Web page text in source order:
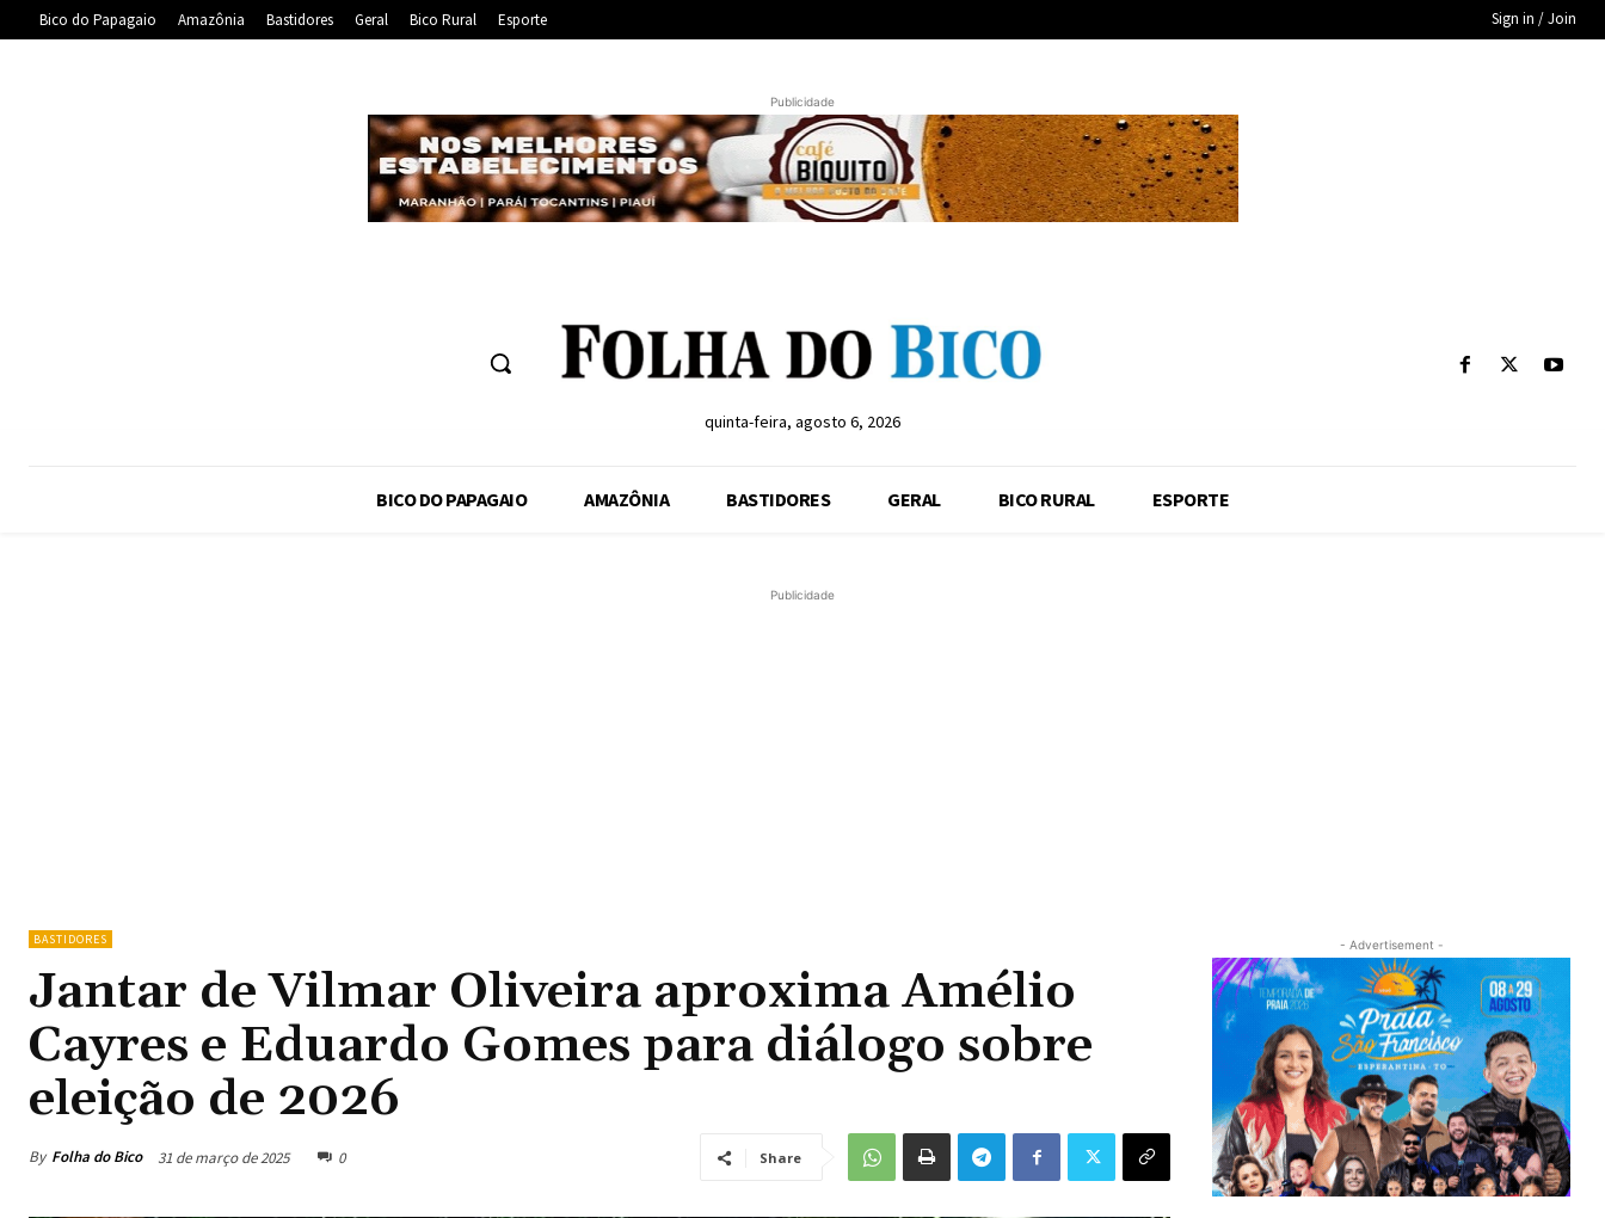
Bico do Papagaio Amazônia Bastidores Geral Bico Rural Esporte Sign in / Join
Publicidade
quinta-feira, agosto 6, 2026
BICO DO PAPAGAIO AMAZÔNIA BASTIDORES GERAL BICO RURAL ESPORTE
Publicidade
BASTIDORES
Jantar de Vilmar Oliveira aproxima Amélio
Cayres e Eduardo Gomes para diálogo sobre
eleição de 2026
By Folha do Bico 31 de março de 2025 0 Share
- Advertisement -